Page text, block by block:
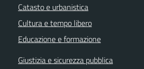
Catasto e urbanistica
Cultura e tempo libero
Educazione e formazione
Giustizia e sicurezza pubblica